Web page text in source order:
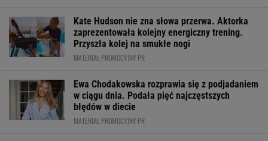
Kate Hudson nie zna słowa przerwa. Aktorka
zaprezentowała kolejny energiczny trening.
Przyszła kolej na smukłe nogi
MATERIAŁ PROMOCYJNY PR
Ewa Chodakowska rozprawia się z podjadaniem
w ciągu dnia. Podała pięć najczęstszych
błędów w diecie
MATERIAŁ PROMOCYJNY PR